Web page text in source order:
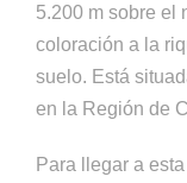
5.200 m sobre el
coloración a la
suelo. Está
en la Región de
Para llegar a